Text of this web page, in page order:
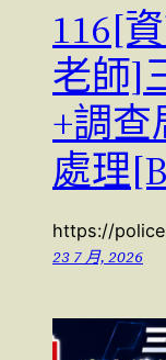
116[
老師]
+調
處理
https://
23 7 月, 2026